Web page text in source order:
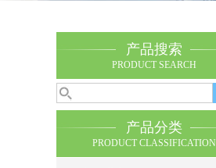
产品搜索
PRODUCT SEARCH
产品分类
PRODUCT CLASSIFICATION